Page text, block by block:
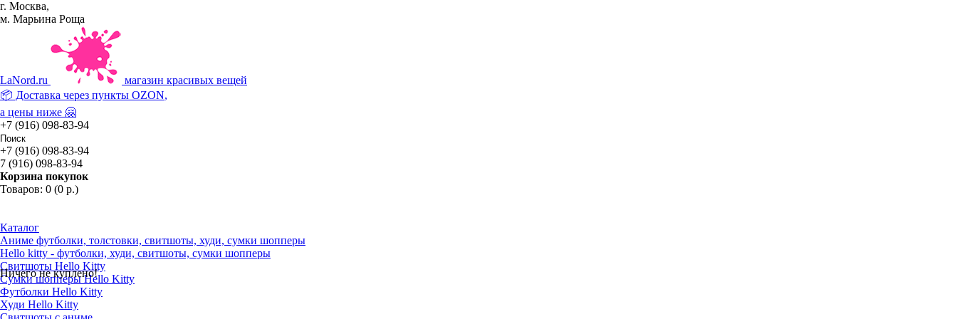
г. Москва,
м. Марьина Роща
LaNord.ru
магазин красивых вещей
📦 Доставка через пункты OZON,
а цены ниже 🤗
+7 (916) 098-83-94
+7 (916) 098-83-94
7 (916) 098-83-94
Корзина покупок
Товаров: 0 (0 р.)
Ничего не куплено!
Каталог
Аниме футболки, толстовки, свитшоты, худи, сумки шопперы
Hello kitty - футболки, худи, свитшоты, сумки шопперы
Свитшоты Hello Kitty
Сумки шопперы Hello Kitty
Футболки Hello Kitty
Худи Hello Kitty